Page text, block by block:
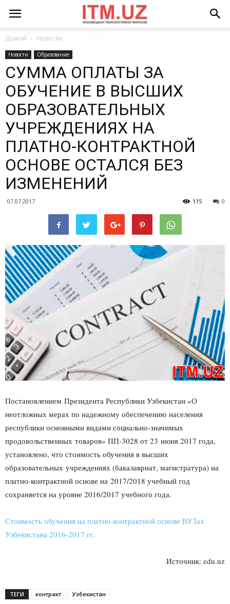
Домой Новости
Новости Образование
СУММА ОПЛАТЫ ЗА
ОБУЧЕНИЕ В ВЫСШИХ
ОБРАЗОВАТЕЛЬНЫХ
УЧРЕЖДЕНИЯХ НА
ПЛАТНО-КОНТРАКТНОЙ
ОСНОВЕ ОСТАЛСЯ БЕЗ
ИЗМЕНЕНИЙ
07.07.2017 0
115
Постановлением Президента Республики Узбекистан «О
неотложных мерах по надежному обеспечению населения
республики основными видами социально-значимых
продовольственных товаров» ПП-3028 от 23 июня 2017 года,
установлено, что стоимость обучения в высших
образовательных учреждениях (бакалавриат, магистратура) на
платно-контрактной основе на 2017/2018 учебный год
сохраняется на уровне 2016/2017 учебного года.
Стоимость обучения на платно-контрактной основе ВУЗах
Узбекистана 2016-2017 гг.
Источник: edu.uz
ТЕГИ контракт Узбекистан